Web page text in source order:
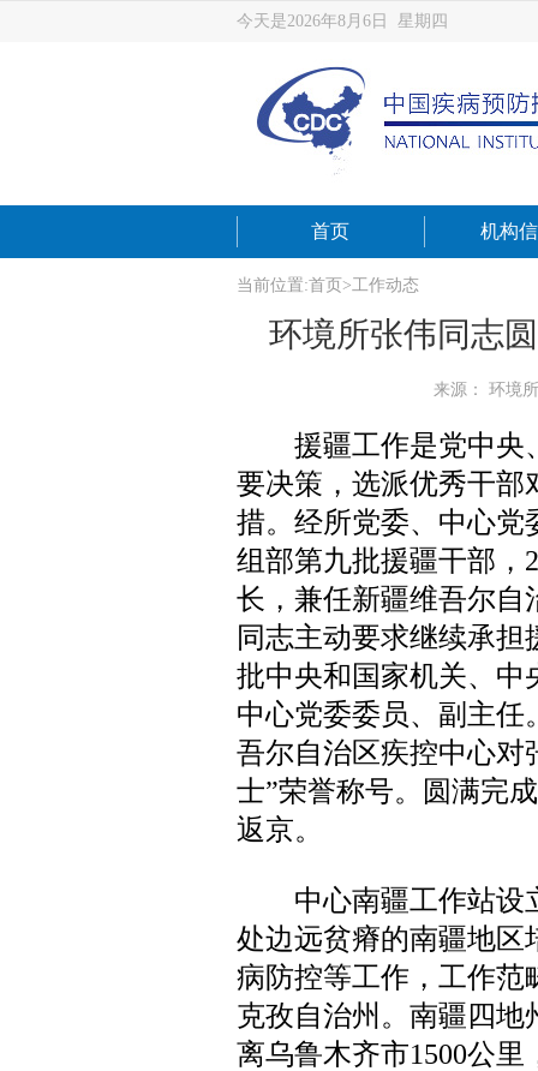
今天是2026年8月6日 星期四
首页 机构
当前位置:首页 >工作动态
环境所张伟同志
来源： 环境
援疆工作是党中央、
要决策，选派优秀干部
措。经所党委、中心党
组部第九批援疆干部，
长，兼任新疆维吾尔自
同志主动要求继续承担
批中央和国家机关、中
中心党委委员、副主任
吾尔自治区疾控中心对
士”荣誉称号。圆满完
返京。
中心南疆工作站设立
处边远贫瘠的南疆地区
病防控等工作，工作范
克孜自治州。南疆四地
离乌鲁木齐市1500公